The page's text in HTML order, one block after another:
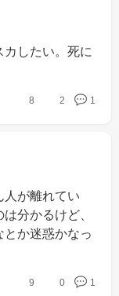
したい。死に
8 2 1
人が離れてい
分かるけど、
か迷惑かなっ
9 0 1